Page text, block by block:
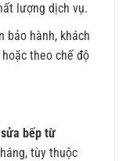
lượng dịch vụ.
bảo hành, khách
theo chế độ
sửa bếp từ
tùy thuộc